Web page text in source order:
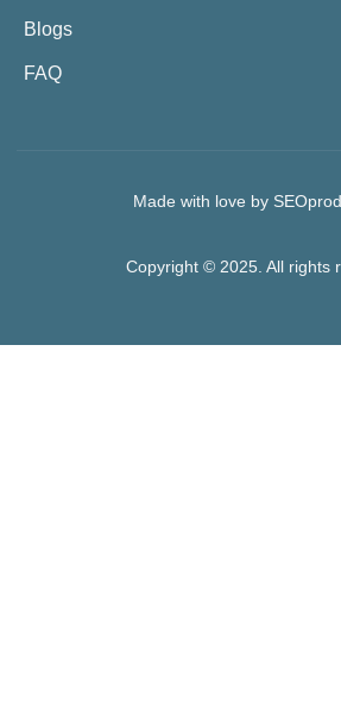
Blogs
FAQ
Made with love by
Copyright © 2025. All rights